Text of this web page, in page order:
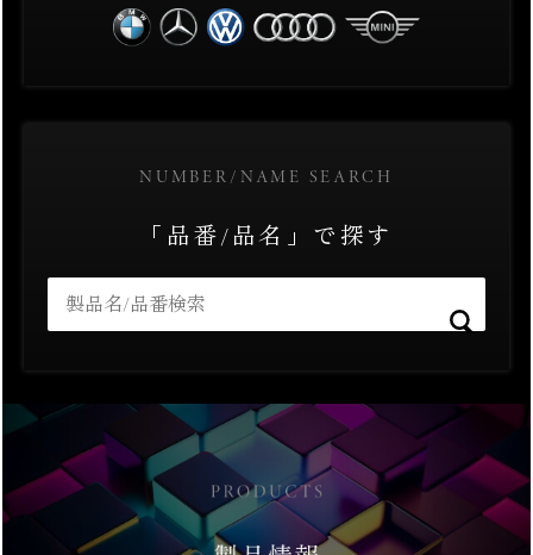
NUMBER/NAME SEARCH
「品番/品名」で探す